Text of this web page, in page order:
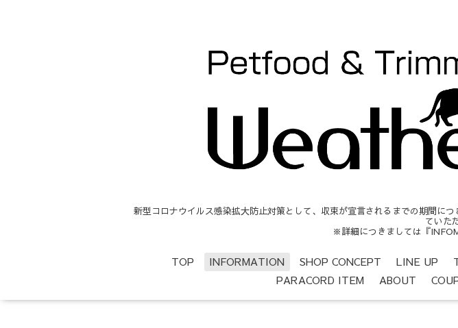
新型コロナウイルス感染拡大防止対策として、収束が宣言されるまでの期間に
ていた
※詳細につきましては『
TOP INFORMATION SHOP CONCEPT LINE UP
PARACORD ITEM
ABOUT